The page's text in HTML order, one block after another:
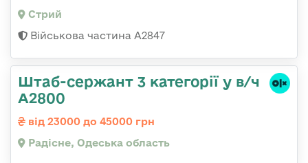
Стрий
Військова частина А2847
Штаб-сержант 3 категорії у в/ч
А2800
від 23000 до 45000 грн
Радісне, Одеська область